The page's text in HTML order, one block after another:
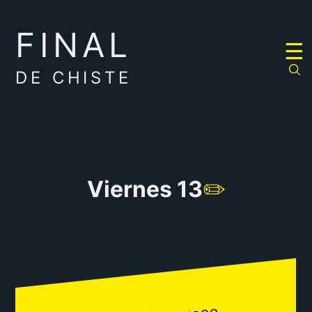
FINAL
DE CHISTE
☰
Viernes 13✏️